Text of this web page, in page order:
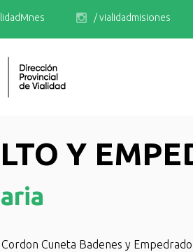
/ vialidadmisiones
Y
Cuneta Badenes y